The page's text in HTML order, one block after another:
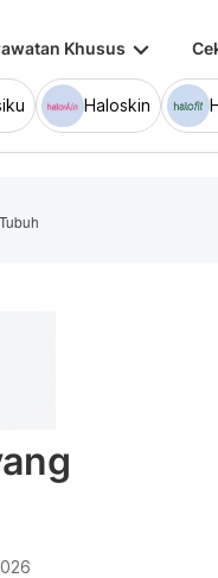
Khusus keyboard_arrow_down
Haloskin